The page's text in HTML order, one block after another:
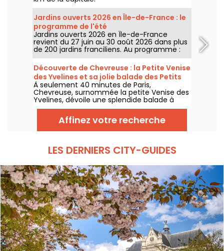
Jardins ouverts 2026 en Île-de-France : le
programme de l'été
Jardins ouverts 2026 en Île-de-France
revient du 27 juin au 30 août 2026 dans plus
de 200 jardins franciliens. Au programme :
concerts, spectacles, visites, ateliers et
installations artistiques.
Découverte de Chevreuse : la Petite Venise
des Yvelines et sa jolie balade des Petits
Ponts
À seulement 40 minutes de Paris,
Chevreuse, surnommée la petite Venise des
Yvelines, dévoile une splendide balade à
travers ses petits ponts. Ce véritable écrin
de verdure, accessible en RER, nous dévpoile
une escapade au charme insoupçonné. On
vous embarque pour une aventure nature
Affinez votre recherche
LES DERNIERS CITY-GUIDES